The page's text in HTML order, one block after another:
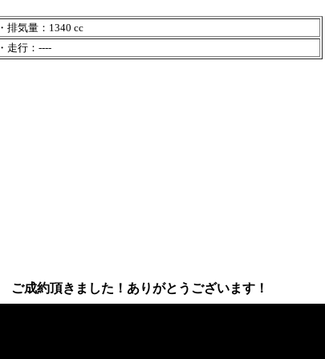
・排気量：1340 cc
・走行：----
ご成約頂きました！ありがとうございます！